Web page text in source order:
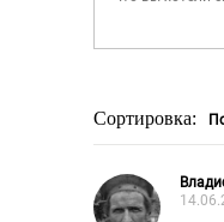
Сортировка: